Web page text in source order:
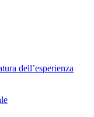
dell’esperienza